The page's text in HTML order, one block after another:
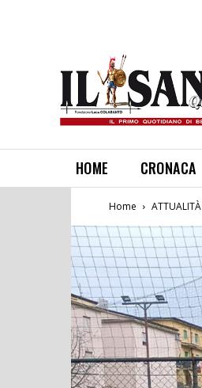
HOME CRONACA
Home ATTUALITÀ